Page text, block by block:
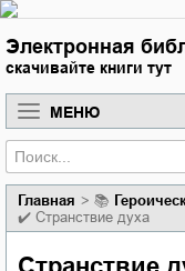
Электронная
скачивайте книги тут
МЕНЮ
Главная 📚
✔️ Странствие духа